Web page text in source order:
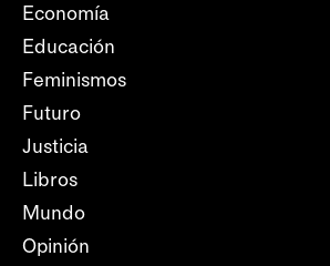
Economía
Educación
Feminismos
Futuro
Justicia
Libros
Mundo
Opinión